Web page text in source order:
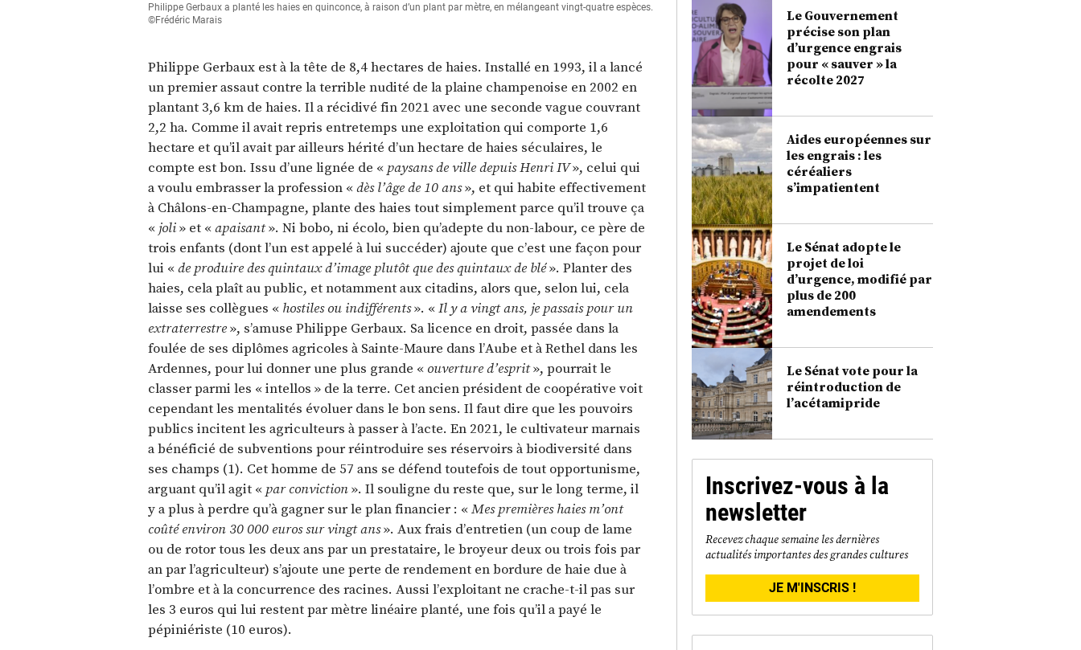
Philippe Gerbaux a planté les haies en quinconce, à raison d’un plant par mètre, en mélangeant vingt-quatre espèces.
©Frédéric Marais
Contraste saisissant entre une vieille haie et une haie fraîchement plantée. ©Frédéric Marais
Philippe Gerbaux est à la tête de 8,4 hectares de haies. Installé en 1993, il a lancé
un premier assaut contre la terrible nudité de la plaine champenoise en 2002 en
plantant 3,6 km de haies. Il a récidivé fin 2021 avec une seconde vague couvrant
2,2 ha. Comme il avait repris entretemps une exploitation qui comporte 1,6
hectare et qu’il avait par ailleurs hérité d’un hectare de haies séculaires, le
compte est bon. Issu d’une lignée de « paysans de ville depuis Henri IV», celui qui
a voulu embrasser la profession «dès l’âge de 10 ans», et qui habite effectivement
à Châlons-en-Champagne, plante des haies tout simplement parce qu’il trouve ça
« joli» et «apaisant». Ni bobo, ni écolo, bien qu’adepte du non-labour, ce père de
trois enfants (dont l’un est appelé à lui succéder) ajoute que c’est une façon pour
lui «de produire des quintaux d’image plutôt que des quintaux de blé». Planter des
haies, cela plaît au public, et notamment aux citadins, alors que, selon lui, cela
laisse ses collègues « hostiles ou indifférents». «Il y a vingt ans, je passais pour un
extraterrestre», s’amuse Philippe Gerbaux. Sa licence en droit, passée dans la
foulée de ses diplômes agricoles à Sainte-Maure dans l’Aube et à Rethel dans les
Ardennes, pour lui donner une plus grande « ouverture d’esprit», pourrait le
classer parmi les « intellos » de la terre. Cet ancien président de coopérative voit
cependant les mentalités évoluer dans le bon sens. Il faut dire que les pouvoirs
publics incitent les agriculteurs à passer à l’acte. En 2021, le cultivateur marnais
a bénéficié de subventions pour réintroduire ses réservoirs à biodiversité dans
ses champs (1). Cet homme de 57 ans se défend toutefois de tout opportunisme,
arguant qu’il agit « par conviction». Il souligne du reste que, sur le long terme, il
y a plus à perdre qu’à gagner sur le plan financier : «Mes premières haies m’ont
coûté environ 30 000 euros sur vingt ans». Aux frais d’entretien (un coup de lame
ou de rotor tous les deux ans par un prestataire, le broyeur deux ou trois fois par
an par l’agriculteur) s’ajoute une perte de rendement en bordure de haie due à
l’ombre et à la concurrence des racines. Aussi l’exploitant ne crache-t-il pas sur
les 3 euros qui lui restent par mètre linéaire planté, une fois qu’il a payé le
pépiniériste (10 euros).
Le Gouvernement
précise son plan
d’urgence engrais
pour « sauver » la
récolte 2027
Aides européennes sur
les engrais : les
céréaliers
s’impatientent
Le Sénat adopte le
projet de loi
d’urgence, modifié par
plus de 200
amendements
Le Sénat vote pour la
réintroduction de
l’acétamipride
Inscrivez-vous à la
newsletter
Recevez chaque semaine les dernières
actualités importantes des grandes cultures
JE M'INSCRIS !